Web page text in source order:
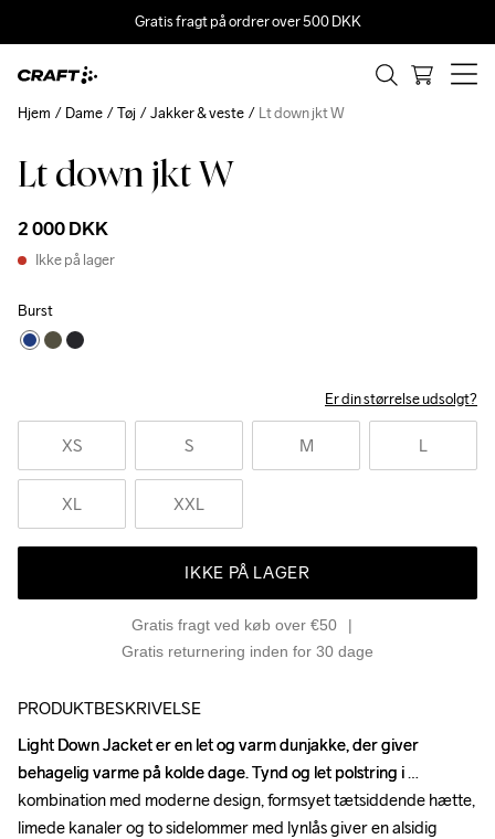
Gratis fragt på ordrer over 500 DKK
Lt down jkt W
2 000 DKK
Ikke på lager
Burst
Er din størrelse udsolgt?
XS S M L
XL XXL
IKKE PÅ LAGER
Gratis fragt ved køb over €50
Gratis returnering inden for 30 dage
Hjem Dame Tøj Jakker & veste Lt down jkt W
PRODUKTBESKRIVELSE
Light Down Jacket er en let og varm dunjakke, der giver
behagelig varme på kolde dage. Tynd og let polstring i
kombination med moderne design, formsyet tætsiddende hætte,
limede kanaler og to sidelommer med lynlås giver en alsidig
Light Down Jacket er en let og varm dunjakke, der giver
behagelig varme på kolde dage. Tynd og let polstring i
kombination med moderne design, formsyet tætsiddende hætte,
limede kanaler og to sidelommer med lynlås giver en alsidig